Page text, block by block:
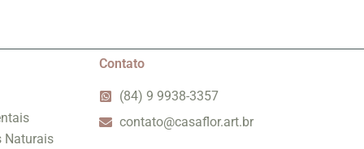
Naturais
Contato
(84) 9 9938-3357
contato@casaflor.art.br